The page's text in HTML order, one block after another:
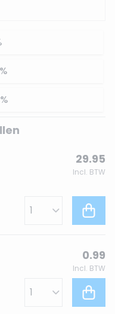
%
%
29.95
Incl. BTW
0.99
Incl. BTW